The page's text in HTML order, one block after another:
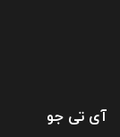
آی تی جو